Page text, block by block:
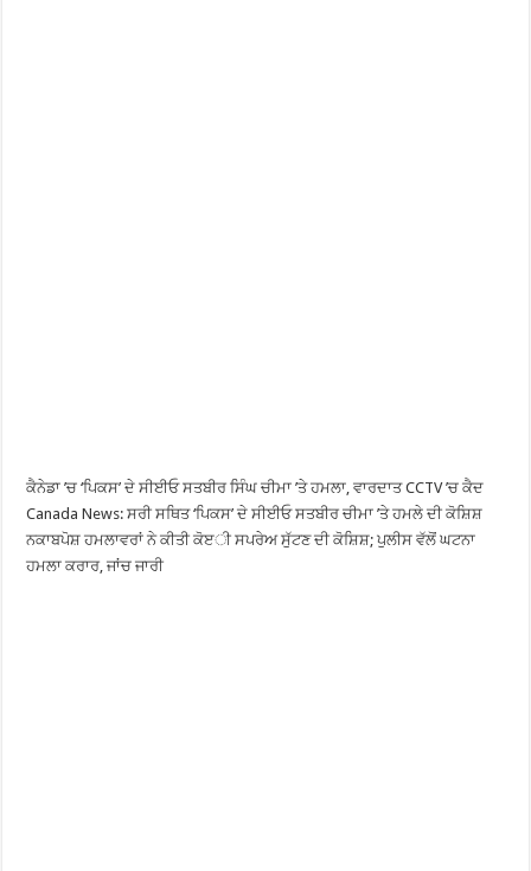
ਕੈਨੇਡਾ ’ਚ ‘ਪਿਕਸ’ ਦੇ ਸੀਈਓ ਸਤਬੀਰ ਸਿੰਘ ਚੀਮਾ ’ਤੇ ਹਮਲਾ, ਵਾਰਦਾਤ CCTV ’ਚ ਕੈਦ
Canada News: ਸਰੀ ਸਥਿਤ ‘ਪਿਕਸ’ ਦੇ ਸੀਈਓ ਸਤਬੀਰ ਚੀਮਾ ’ਤੇ ਹਮਲੇ ਦੀ ਕੋਸ਼ਿਸ਼
ਨਕਾਬਪੋਸ਼ ਹਮਲਾਵਰਾਂ ਨੇ ਕੀਤੀ ਕੋੲੀ ਸਪਰੇਅ ਸੁੱਟਣ ਦੀ ਕੋਸ਼ਿਸ਼; ਪੁਲੀਸ ਵੱਲੋਂ ਘਟਨਾ
ਹਮਲਾ ਕਰਾਰ, ਜਾਂਚ ਜਾਰੀ